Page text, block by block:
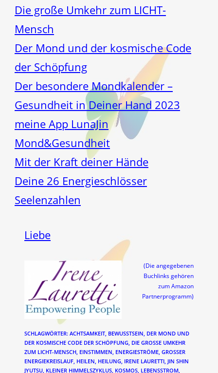
Die große Umkehr zum LICHT-
Mensch
Der Mond und der kosmische Code
der Schöpfung
Der besondere Mondkalender –
Gesundheit in Deiner Hand 2023
meine App LunaJin
Mond&Gesundheit
Mit der Kraft deiner Hände
Deine 26 Energieschlösser
Seelenzahlen
Liebe
(Die angegebenen
Buchlinks gehören
zum Amazon
Partnerprogramm)
SCHLAGWÖRTER: ACHTSAMKEIT, BEWUSSTSEIN, DER MOND UND
DER KOSMISCHE CODE DER SCHÖPFUNG, DIE GROSSE UMKEHR Z
UM LICHT-MENSCH , EINSTIMMEN, ENERGIESTRÖME, GROSSER E
NERGIEKREISLAUF , HEILEN, HEILUNG, IRENE LAURETTI, JIN SHIN
JYUTSU, KLEINER HIMMELSZYKLUS, KOSMOS, LEBENSSTROM,